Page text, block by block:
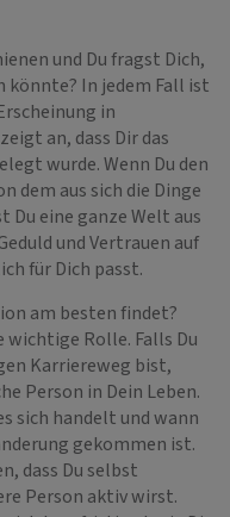
und Du fragst Dich,
könnte? In jedem Fall ist
in
an, dass Dir das
wurde. Wenn Du den
dem aus sich die Dinge
Du eine ganze Welt aus
und Vertrauen auf
für Dich passt.
am besten findet?
wichtige Rolle. Falls Du
Karriereweg bist,
Person in Dein Leben.
sich handelt und wann
gekommen ist.
dass Du selbst
Person aktiv wirst.